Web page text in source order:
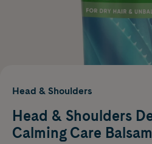
Head & Shoulders
Head & Shoulders
Calming Care